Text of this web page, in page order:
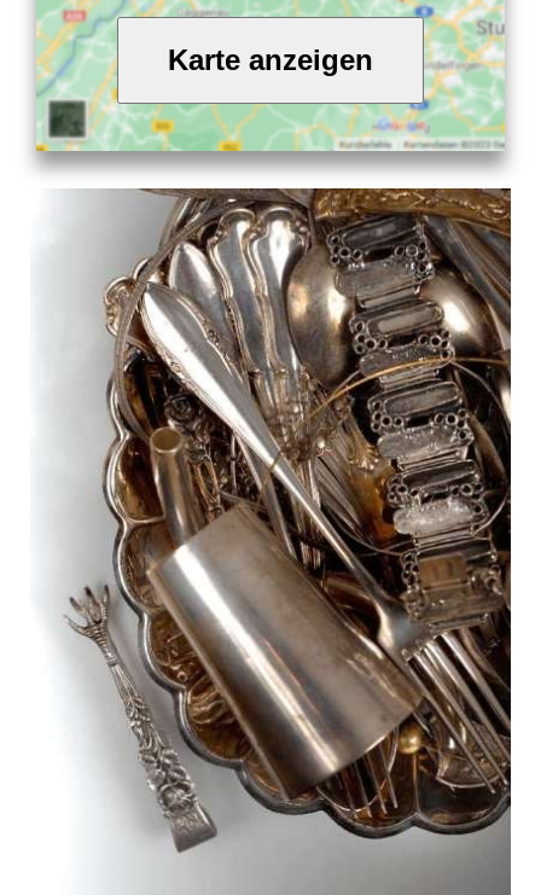
Karte anzeigen